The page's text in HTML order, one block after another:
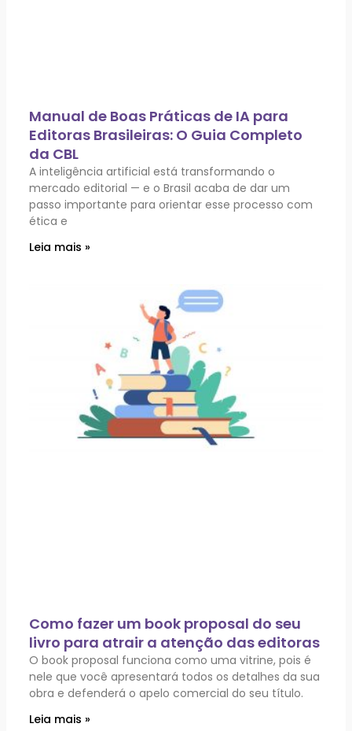
Manual de Boas Práticas de IA para
Editoras Brasileiras: O Guia Completo
da CBL
A inteligência artificial está transformando o
mercado editorial — e o Brasil acaba de dar um
passo importante para orientar esse processo com
ética e
Leia mais »
Como fazer um book proposal do seu
livro para atrair a atenção das editoras
O book proposal funciona como uma vitrine, pois é
nele que você apresentará todos os detalhes da sua
obra e defenderá o apelo comercial do seu título.
Leia mais »